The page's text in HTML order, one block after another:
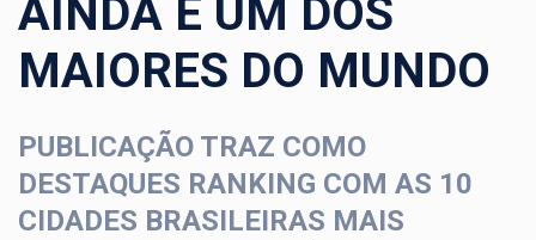
AINDA É UM DOS
MAIORES DO MUNDO
PUBLICAÇÃO TRAZ COMO
DESTAQUES RANKING COM AS 10
CIDADES BRASILEIRAS MAIS